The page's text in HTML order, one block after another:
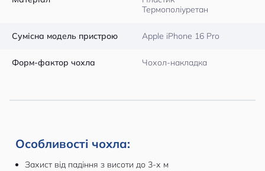
Термополіуретан
Сумісна модель пристрою Apple iPhone 16 Pro
Форм-фактор чохла Чохол-накладка
Особливості чохла:
Захист від падіння з висоти до 3-х м